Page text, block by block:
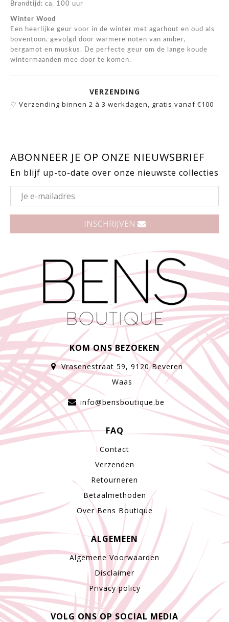
Brandtijd: ca. 100 uur
Winter Wood
Een heerlijke geur voor in de winter met agarhout en oud als
boventoon, gevolgd door warmere noten van amber,
bergamot en muskus. De perfecte geur om de lange koude
wintermaanden mee door te komen.
VERZENDING
♡ Verzending binnen 2 à 3 werkdagen, gratis vanaf €100
ABONNEER JE OP ONZE NIEUWSBRIEF
En blijf up-to-date over onze nieuwste collecties
INSCHRIJVEN
KOM ONS BEZOEKEN
Vrasenestraat 59, 9120 Beveren
Waas
info@bensboutique.be
FAQ
Contact
Verzenden
Retourneren
Betaalmethoden
Over Bens Boutique
ALGEMEEN
Algemene Voorwaarden
Disclaimer
Privacy policy
VOLG ONS OP SOCIAL MEDIA